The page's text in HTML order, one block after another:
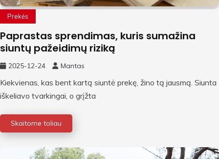
Prekės
Paprastas sprendimas, kuris sumažina
siuntų pažeidimų riziką
2025-12-24 Mantas
Kiekvienas, kas bent kartą siuntė prekę, žino tą jausmą. Siunta
iškeliavo tvarkingai, o grįžta
Skaitome toliau